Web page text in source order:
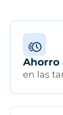
Ahorro
en las